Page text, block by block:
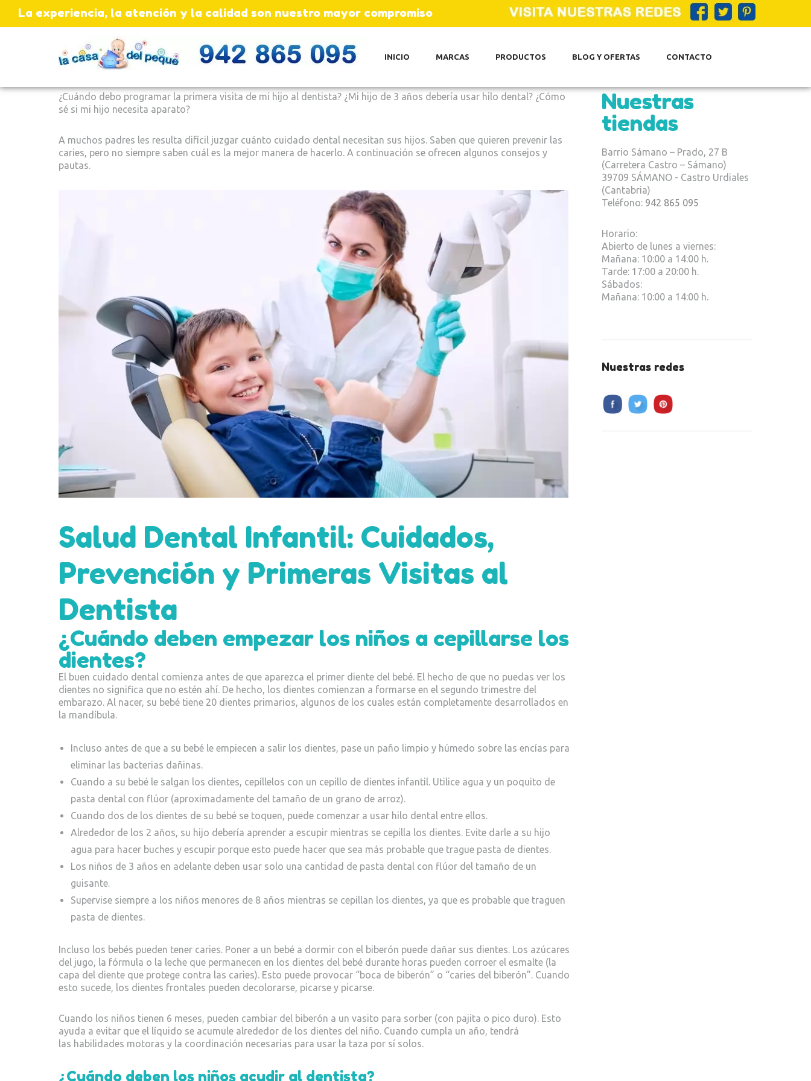
La experiencia, la atención y la calidad son nuestro mayor compromiso
INICIO MARCAS PRODUCTOS BLOG Y OFERTAS CONTACTO
¿Cuándo debo programar la primera visita de mi hijo al dentista? ¿Mi hijo de 3 años debería usar hilo dental? ¿Cómo
sé si mi hijo necesita aparato?
A muchos padres les resulta difícil juzgar cuánto cuidado dental necesitan sus hijos. Saben que quieren prevenir las
caries, pero no siempre saben cuál es la mejor manera de hacerlo. A continuación se ofrecen algunos consejos y
pautas.
Salud Dental Infantil: Cuidados,
Prevención y Primeras Visitas al
Dentista
¿Cuándo deben empezar los niños a cepillarse los
dientes?
El buen cuidado dental comienza antes de que aparezca el primer diente del bebé. El hecho de que no puedas ver los
dientes no significa que no estén ahí. De hecho, los dientes comienzan a formarse en el segundo trimestre del
embarazo. Al nacer, su bebé tiene 20 dientes primarios, algunos de los cuales están completamente desarrollados en
la mandíbula.
Incluso antes de que a su bebé le empiecen a salir los dientes, pase un paño limpio y húmedo sobre las encías para
eliminar las bacterias dañinas.
Cuando a su bebé le salgan los dientes, cepíllelos con un cepillo de dientes infantil. Utilice agua y un poquito de
pasta dental con flúor (aproximadamente del tamaño de un grano de arroz).
Cuando dos de los dientes de su bebé se toquen, puede comenzar a usar hilo dental entre ellos.
Alrededor de los 2 años, su hijo debería aprender a escupir mientras se cepilla los dientes. Evite darle a su hijo
agua para hacer buches y escupir porque esto puede hacer que sea más probable que trague pasta de dientes.
Los niños de 3 años en adelante deben usar solo una cantidad de pasta dental con flúor del tamaño de un
guisante.
Supervise siempre a los niños menores de 8 años mientras se cepillan los dientes, ya que es probable que traguen
pasta de dientes.
Incluso los bebés pueden tener caries. Poner a un bebé a dormir con el biberón puede dañar sus dientes. Los azúcares
del jugo, la fórmula o la leche que permanecen en los dientes del bebé durante horas pueden corroer el esmalte (la
capa del diente que protege contra las caries). Esto puede provocar “boca de biberón” o “caries del biberón”. Cuando
esto sucede, los dientes frontales pueden decolorarse, picarse y picarse.
Cuando los niños tienen 6 meses, pueden cambiar del biberón a un vasito para sorber (con pajita o pico duro). Esto
ayuda a evitar que el líquido se acumule alrededor de los dientes del niño. Cuando cumpla un año, tendrá
las habilidades motoras y la coordinación necesarias para usar la taza por sí solos.
¿Cuándo deben los niños acudir al dentista?
Nuestras
tiendas
Barrio Sámano – Prado, 27 B
(Carretera Castro – Sámano)
39709 SÁMANO - Castro Urdiales
(Cantabria)
Teléfono: 942 865 095
Horario:
Abierto de lunes a viernes:
Mañana: 10:00 a 14:00 h.
Tarde: 17:00 a 20:00 h.
Sábados:
Mañana: 10:00 a 14:00 h.
Nuestras redes